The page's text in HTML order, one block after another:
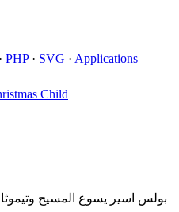
· PHP· SVG · Applications
بولس اسير يسوع المسيح